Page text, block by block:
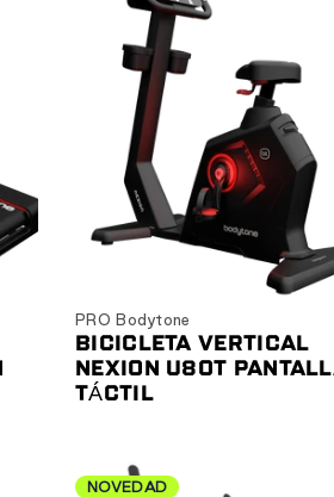
Ver producto
PRO Bodytone
BICICLETA VERTICAL
NEXION U80T
TÁCTIL
NOVEDAD